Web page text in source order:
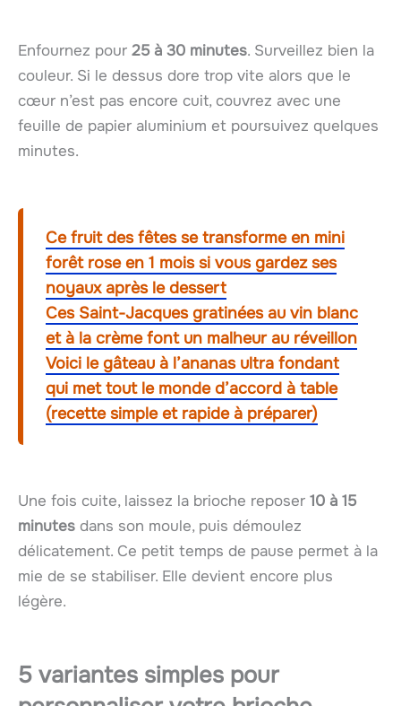
Enfournez pour 25 à 30 minutes. Surveillez bien la
couleur. Si le dessus dore trop vite alors que le
cœur n’est pas encore cuit, couvrez avec une
feuille de papier aluminium et poursuivez quelques
minutes.
Ce fruit des fêtes se transforme en mini
forêt rose en 1 mois si vous gardez ses
noyaux après le dessert
Ces Saint-Jacques gratinées au vin blanc
et à la crème font un malheur au réveillon
Voici le gâteau à l’ananas ultra fondant
qui met tout le monde d’accord à table
(recette simple et rapide à préparer)
Une fois cuite, laissez la brioche reposer 10 à 15
minutes dans son moule, puis démoulez
délicatement. Ce petit temps de pause permet à la
mie de se stabiliser. Elle devient encore plus
légère.
5 variantes simples pour